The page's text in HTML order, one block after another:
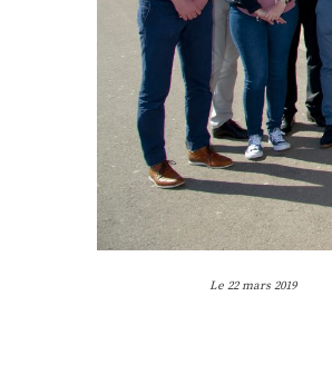
Le22 mars 2019